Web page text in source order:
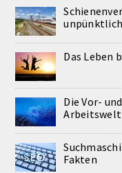
Das Leben
Die Vor-
Arbeitswelt
Fakten